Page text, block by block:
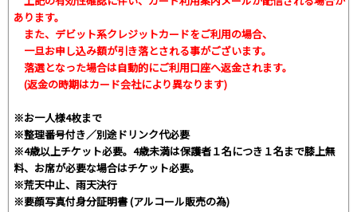
あります。
また、デビット系クレジットカードをご利用の場合、
一旦お申し込み額が引き落とされる事がございます。
落選となった場合は自動的にご利用口座へ返金されます。
(返金の時期はカード会社により異なります)
※お一人様4枚まで
※整理番号付き／別途ドリンク代必要
※4歳以上チケット必要。4歳未満は保護者１名につき１名まで膝上無
料、お席が必要な場合はチケット必要。
※荒天中止、雨天決行
※要顔写真付身分証明書 (アルコール販売の為)